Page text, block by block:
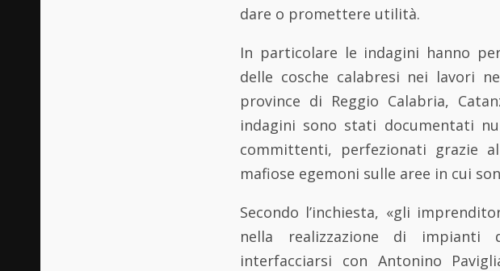
dare o promettere utilità.
In particolare le indagini hanno
delle cosche calabresi nei lavori
province di Reggio Calabria,
indagini sono stati documentati
committenti, perfezionati grazie
mafiose egemoni sulle aree in cui
Secondo l’inchiesta, «gli
nella realizzazione di impianti
interfacciarsi con Antonino